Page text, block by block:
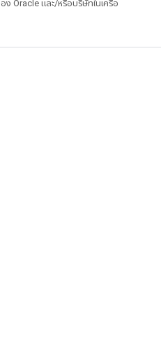
ง Oracle และ/หรือบริษัทในเครือ